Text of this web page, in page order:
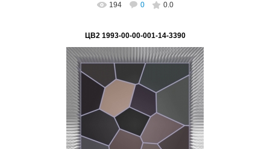
194 0 0.0
ЦВ2 1993-00-00-001-14-3390
02.03.2023
"На пути к НАНО мет2" Серия "Цифра -
основа глобализации"
Подпись на картине: нет, возможно
поставить Автор: В...